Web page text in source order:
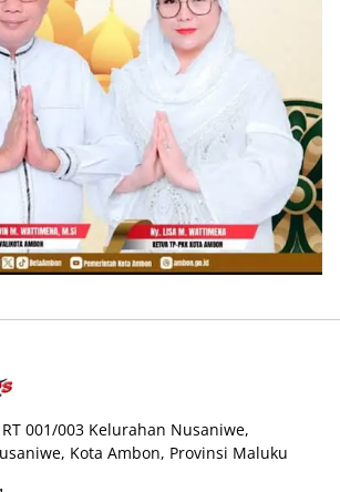
001/003 Kelurahan Nusaniwe,
Kota Ambon, Provinsi Maluku